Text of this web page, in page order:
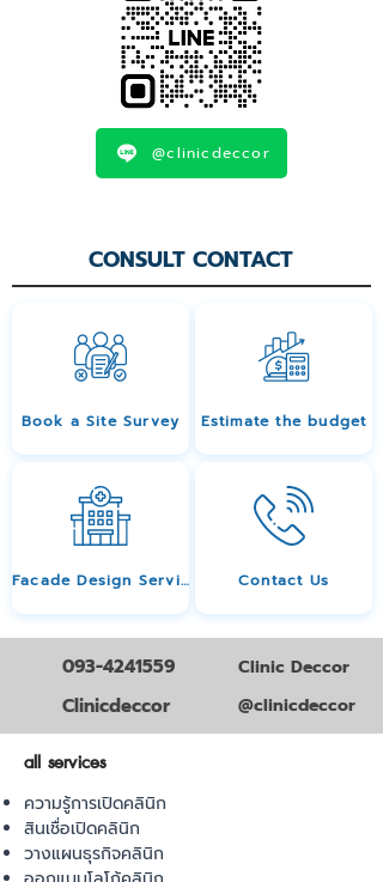
@clinicdeccor
CONSULT CONTACT
Book a Site Survey Estimate the budget
Facade Design Service Contact Us
093-4241559
Clinicdeccor
Clinic Deccor
@clinicdeccor
all services
ความรู้การเปิดคลินิก
สินเชื่อเปิดคลินิก
วางแผนธุรกิจคลินิก